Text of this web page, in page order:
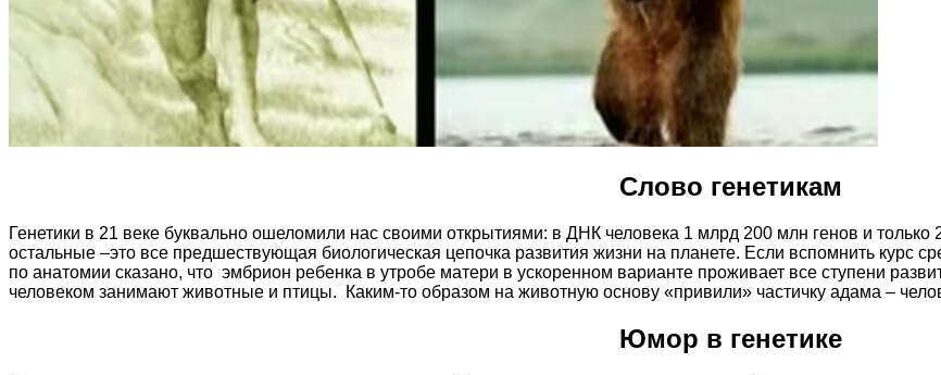
Слово генетикам
Генетики в 21 веке буквально ошеломили нас своими открытиями: в ДНК человека 1 млрд 200 млн генов и только
остальные –это все предшествующая биологическая цепочка развития жизни на планете. Если вспомнить курс
по анатомии сказано, что эмбрион ребенка в утробе матери в ускоренном варианте проживает все ступени
человеком занимают животные и птицы. Каким-то образом на животную основу «привили» частичку адама –
Юмор в генетике